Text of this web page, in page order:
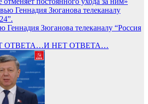
Геннадия Зюганова телеканалу “Россия
И НЕТ ОТВЕТА…